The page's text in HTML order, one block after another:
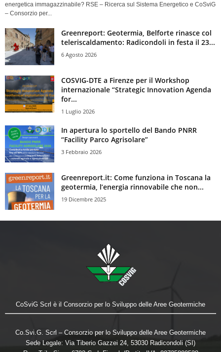
energetica immagazzinabile? RSE – Ricerca sul Sistema Energetico e CoSviG
– Consorzio per...
Greenreport: Geotermia, Belforte rinasce col
teleriscaldamento: Radicondoli in festa il 23...
6 Agosto 2026
COSVIG-DTE a Firenze per il Workshop
internazionale “Strategic Innovation Agenda
for...
1 Luglio 2026
In apertura lo sportello del Bando PNRR
“Facility Parco Agrisolare”
3 Febbraio 2026
Greenreport.it: Come funziona in Toscana la
geotermia, l’energia rinnovabile che non...
19 Dicembre 2025
CoSviG Scrl è il Consorzio per lo Sviluppo delle Aree Geotermiche
Co.Svi.G. Scrl – Consorzio per lo Sviluppo delle Aree Geotermiche
Sede Legale: Via Tiberio Gazzei 24, 53030 Radicondoli (SI)